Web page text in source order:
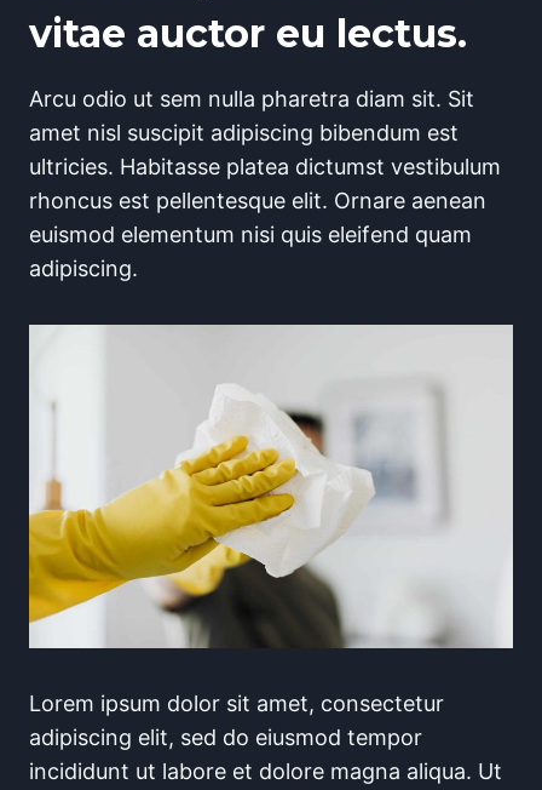
vitae auctor eu lectus.
Arcu odio ut sem nulla pharetra diam sit. Sit
amet nisl suscipit adipiscing bibendum est
ultricies. Habitasse platea dictumst vestibulum
rhoncus est pellentesque elit. Ornare aenean
euismod elementum nisi quis eleifend quam
adipiscing.
Lorem ipsum dolor sit amet, consectetur
adipiscing elit, sed do eiusmod tempor
incididunt ut labore et dolore magna aliqua. Ut